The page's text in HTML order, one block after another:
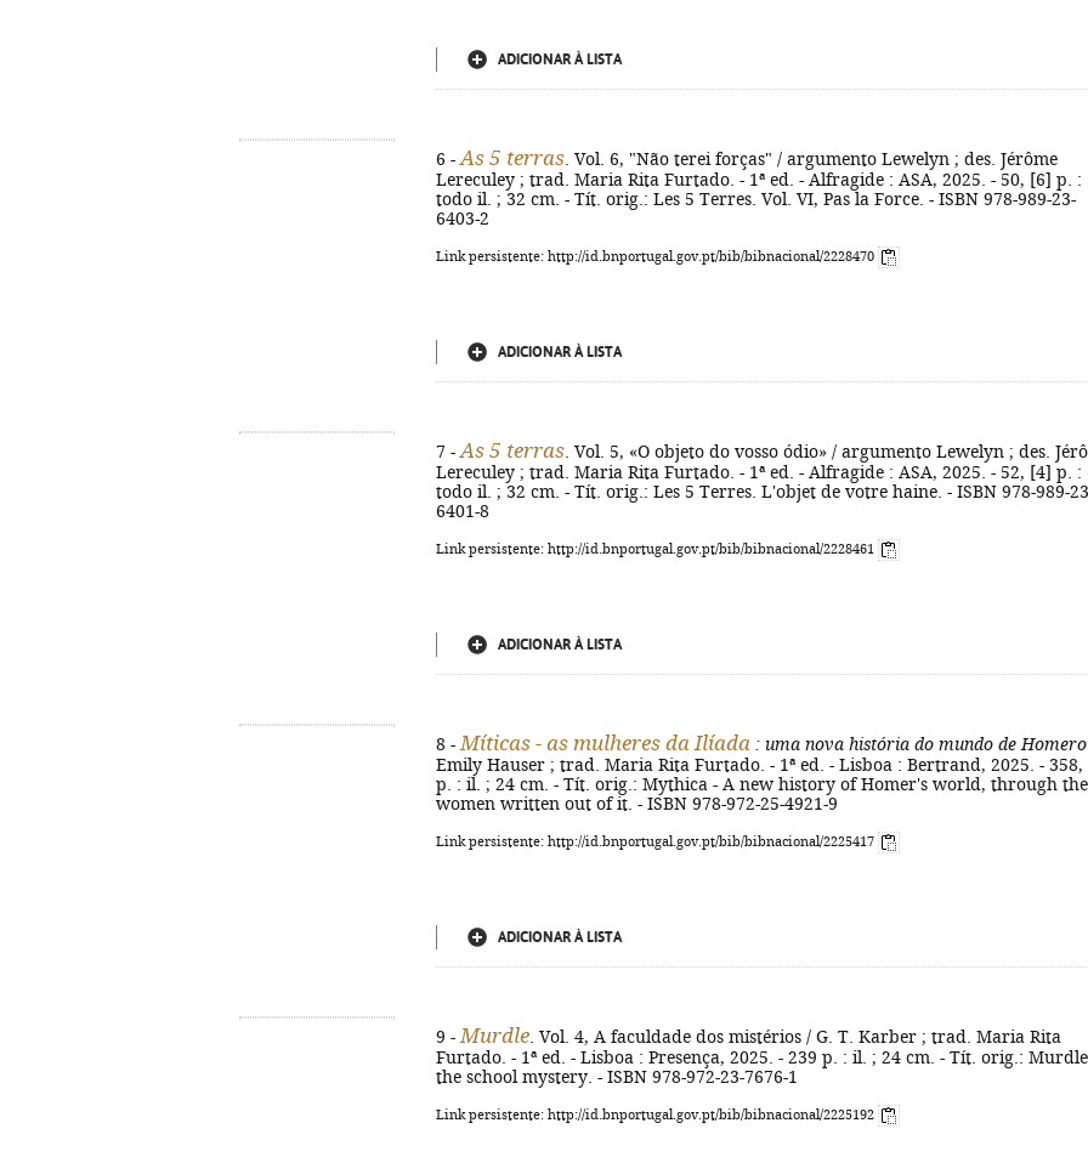
ADICIONAR À LISTA
6 - As 5 terras . Vol. 6, "Não terei forças" / argumento Lewelyn ; des. Jérôme
Lereculey ; trad. Maria Rita Furtado. - 1ª ed. - Alfragide : ASA, 2025. - 50, [6] p. :
todo il. ; 32 cm. - Tít. orig.: Les 5 Terres. Vol. VI, Pas la Force. - ISBN 978-989-23-
6403-2
Link persistente: http://id.bnportugal.gov.pt/bib/bibnacional/2228470
ADICIONAR À LISTA
7 - As 5 terras . Vol. 5, «O objeto do vosso ódio» / argumento Lewelyn ; des.
Lereculey ; trad. Maria Rita Furtado. - 1ª ed. - Alfragide : ASA, 2025. - 52, [4] p. :
todo il. ; 32 cm. - Tít. orig.: Les 5 Terres. L'objet de votre haine. - ISBN 978-989-
6401-8
Link persistente: http://id.bnportugal.gov.pt/bib/bibnacional/2228461
ADICIONAR À LISTA
8 - Míticas - as mulheres da Ilíada : uma nova história do mundo de Homero
Emily Hauser ; trad. Maria Rita Furtado. - 1ª ed. - Lisboa : Bertrand, 2025. - 358,
p. : il. ; 24 cm. - Tít. orig.: Mythica - A new history of Homer's world, through the
women written out of it. - ISBN 978-972-25-4921-9
Link persistente: http://id.bnportugal.gov.pt/bib/bibnacional/2225417
ADICIONAR À LISTA
9 - Murdle . Vol. 4, A faculdade dos mistérios / G. T. Karber ; trad. Maria Rita
Furtado. - 1ª ed. - Lisboa : Presença, 2025. - 239 p. : il. ; 24 cm. - Tít. orig.:
the school mystery. - ISBN 978-972-23-7676-1
Link persistente: http://id.bnportugal.gov.pt/bib/bibnacional/2225192